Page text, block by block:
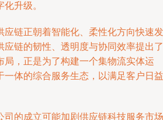
升级。
应链正朝着智能化、柔性化方向快速发
应链的韧性、透明度与协同效率提出了
局，正是为了构建一个集物流实体运
一体的综合服务生态，以满足客户日益
司的成立可能加剧供应链科技服务市场